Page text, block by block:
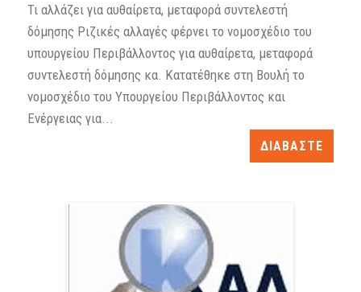
Τι αλλάζει για αυθαίρετα, μεταφορά συντελεστή
δόμησης Ριζικές αλλαγές φέρνει το νομοσχέδιο του
υπουργείου Περιβάλλοντος για αυθαίρετα, μεταφορά
συντελεστή δόμησης κα. Κατατέθηκε στη Βουλή το
νομοσχέδιο του Yπουργείου Περιβάλλοντος και
Ενέργειας για...
ΔΙΑΒΑΣΤΕ